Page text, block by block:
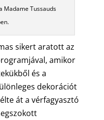
Madame Tussauds
sikert aratott az
amikor
és a
dekorációt
át a vérfagyasztó